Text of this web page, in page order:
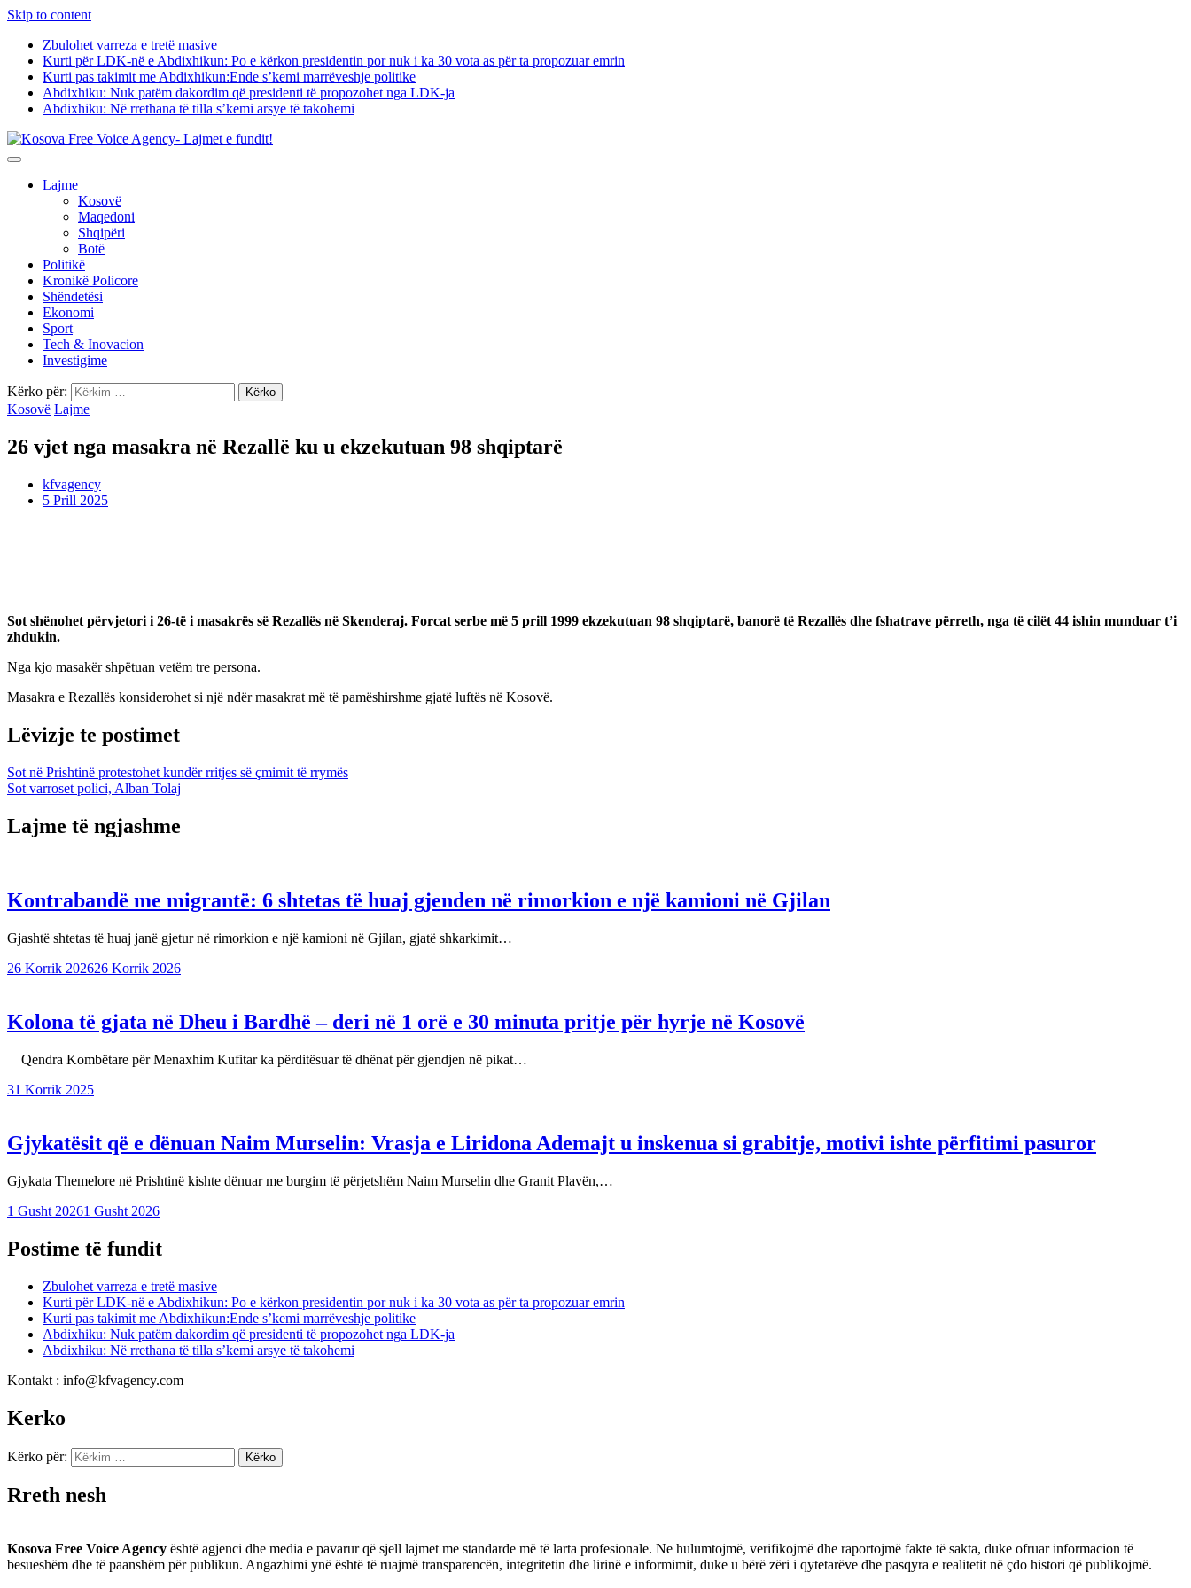
Skip to content
Zbulohet varreza e tretë masive
Kurti për LDK-në e Abdixhikun: Po e kërkon presidentin por nuk i ka 30 vota as për ta propozuar emrin
Kurti pas takimit me Abdixhikun:Ende s’kemi marrëveshje politike
Abdixhiku: Nuk patëm dakordim që presidenti të propozohet nga LDK-ja
Abdixhiku: Në rrethana të tilla s’kemi arsye të takohemi
Lajme
Kosovë
Maqedoni
Shqipëri
Botë
Politikë
Kronikë Policore
Shëndetësi
Ekonomi
Sport
Tech & Inovacion
Investigime
Kërko për:
Kosovë Lajme
26 vjet nga masakra në Rezallë ku u ekzekutuan 98 shqiptarë
kfvagency
5 Prill 2025
Sot shënohet përvjetori i 26-të i masakrës së Rezallës në Skenderaj. Forcat serbe më 5 prill 1999 ekzekutuan 98 shqiptarë, banorë të Rezallës dhe fshatrave përreth, nga të cilët 44 ishin munduar t’i
zhdukin.
Nga kjo masakër shpëtuan vetëm tre persona.
Masakra e Rezallës konsiderohet si një ndër masakrat më të pamëshirshme gjatë luftës në Kosovë.
Lëvizje te postimet
Sot në Prishtinë protestohet kundër rritjes së çmimit të rrymës
Sot varroset polici, Alban Tolaj
Lajme të ngjashme
Kontrabandë me migrantë: 6 shtetas të huaj gjenden në rimorkion e një kamioni në Gjilan
Gjashtë shtetas të huaj janë gjetur në rimorkion e një kamioni në Gjilan, gjatë shkarkimit…
26 Korrik 202626 Korrik 2026
Kolona të gjata në Dheu i Bardhë – deri në 1 orë e 30 minuta pritje për hyrje në Kosovë
Qendra Kombëtare për Menaxhim Kufitar ka përditësuar të dhënat për gjendjen në pikat…
31 Korrik 2025
Gjykatësit që e dënuan Naim Murselin: Vrasja e Liridona Ademajt u inskenua si grabitje, motivi ishte përfitimi pasuror
Gjykata Themelore në Prishtinë kishte dënuar me burgim të përjetshëm Naim Murselin dhe Granit Plavën,…
1 Gusht 20261 Gusht 2026
Postime të fundit
Zbulohet varreza e tretë masive
Kurti për LDK-në e Abdixhikun: Po e kërkon presidentin por nuk i ka 30 vota as për ta propozuar emrin
Kurti pas takimit me Abdixhikun:Ende s’kemi marrëveshje politike
Abdixhiku: Nuk patëm dakordim që presidenti të propozohet nga LDK-ja
Abdixhiku: Në rrethana të tilla s’kemi arsye të takohemi
Kontakt : info@kfvagency.com
Kerko
Kërko për:
Rreth nesh
Kosova Free Voice Agency është agjenci dhe media e pavarur që sjell lajmet me standarde më të larta profesionale. Ne hulumtojmë, verifikojmë dhe raportojmë fakte të sakta, duke ofruar informacion të
besueshëm dhe të paanshëm për publikun. Angazhimi ynë është të ruajmë transparencën, integritetin dhe lirinë e informimit, duke u bërë zëri i qytetarëve dhe pasqyra e realitetit në çdo histori që publikojmë.